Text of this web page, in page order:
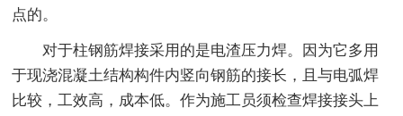
点的。
对于柱钢筋焊接采用的是电渣压力焊。因为它多用
于现浇混凝土结构构件内竖向钢筋的接长，且与电弧焊
比较，工效高，成本低。作为施工员须检查焊接接头上